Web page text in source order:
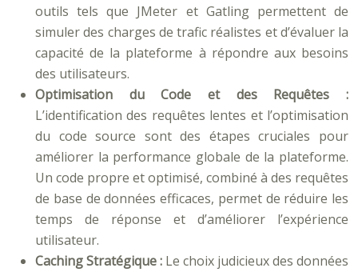
outils tels que JMeter et Gatling permettent de
simuler des charges de trafic réalistes et d’évaluer la
capacité de la plateforme à répondre aux besoins
des utilisateurs.
Optimisation du Code et des Requêtes :
L’identification des requêtes lentes et l’optimisation
du code source sont des étapes cruciales pour
améliorer la performance globale de la plateforme.
Un code propre et optimisé, combiné à des requêtes
de base de données efficaces, permet de réduire les
temps de réponse et d’améliorer l’expérience
utilisateur.
Caching Stratégique : Le choix judicieux des données